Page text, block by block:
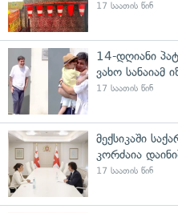
17 საათის წინ
14-დღიანი
ვახო
17 საათის წინ
მექსიკაში
კორძაია
17 საათის წინ